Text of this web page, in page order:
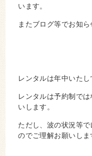
います。
またブログ等でお知ら
レンタルは年中いたし
レンタルは予約制で
いします。
ただし、波の状況等
のでご理解お願いしま